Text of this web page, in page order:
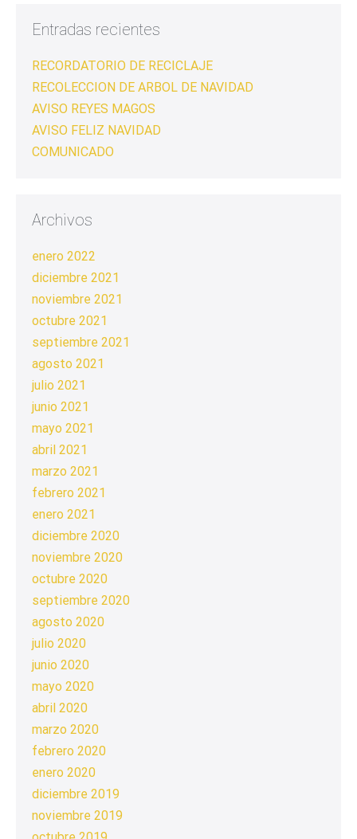
Entradas recientes
RECORDATORIO DE RECICLAJE
RECOLECCION DE ARBOL DE NAVIDAD
AVISO REYES MAGOS
AVISO FELIZ NAVIDAD
COMUNICADO
Archivos
enero 2022
diciembre 2021
noviembre 2021
octubre 2021
septiembre 2021
agosto 2021
julio 2021
junio 2021
mayo 2021
abril 2021
marzo 2021
febrero 2021
enero 2021
diciembre 2020
noviembre 2020
octubre 2020
septiembre 2020
agosto 2020
julio 2020
junio 2020
mayo 2020
abril 2020
marzo 2020
febrero 2020
enero 2020
diciembre 2019
noviembre 2019